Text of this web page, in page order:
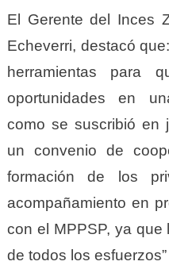
El Gerente del Inces
Echeverri, destacó
herramientas para
oportunidades en
como se suscribió en
un convenio de
formación de los
acompañamiento en
con el MPPSP, ya
de todos los esfuerzos”